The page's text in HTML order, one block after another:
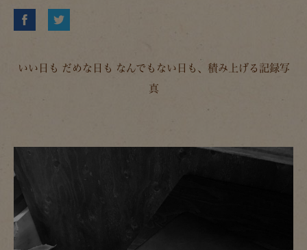
いい日も だめな日も なんでもない日も、積み上げる記録写
真